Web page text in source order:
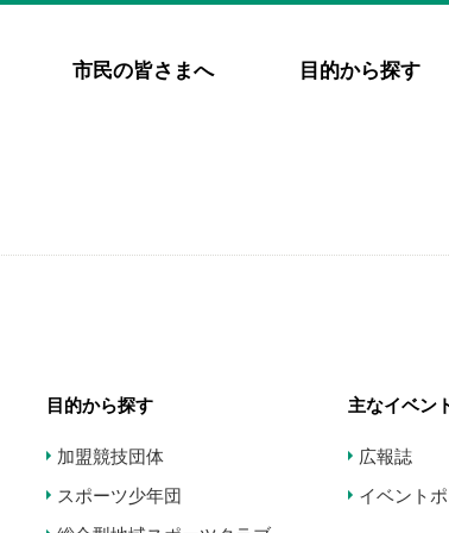
市民の皆さまへ 目的から探す
目的から探す
加盟競技団体
スポーツ少年団
主なイベン
広報誌
イベント